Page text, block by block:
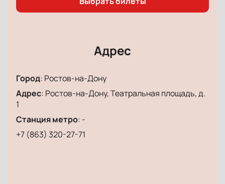
комфорта.
театр драмы им. М.Горькогоможно на нашем
сайте. Не упустите возможность увидеть эту
ни одного зрителя.
Адрес
Город: Ростов-на-Дону
Адрес: Ростов-на-Дону, Театральная площадь, д.
1
Станция метро: -
+7 (863) 320-27-71